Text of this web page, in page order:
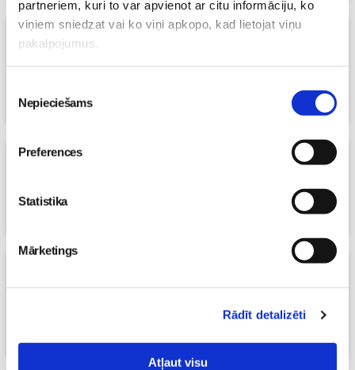
partneriem, kuri to var apvienot ar citu informāciju, ko
viņiem sniedzat vai ko viņi apkopo, kad lietojat viņu
pakalpojumus.
izvēle
Nepieciešams
Preferences
Statistika
Mārketings
Rādīt detalizēti
Atļaut visu
Aizpildi aptauju par Tava bērna
Aukstā laika bieds: sauss gaiss mājoklī
savā pieredzē par aktuālo tēmu - jauno
māmiņu darba iespējas pēc BKA!
Māmiņu klubs